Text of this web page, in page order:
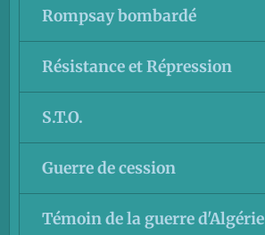
Rompsay bombardé
Résistance et Répression
S.T.O.
Guerre de cession
Témoin de la guerre d'Algérie